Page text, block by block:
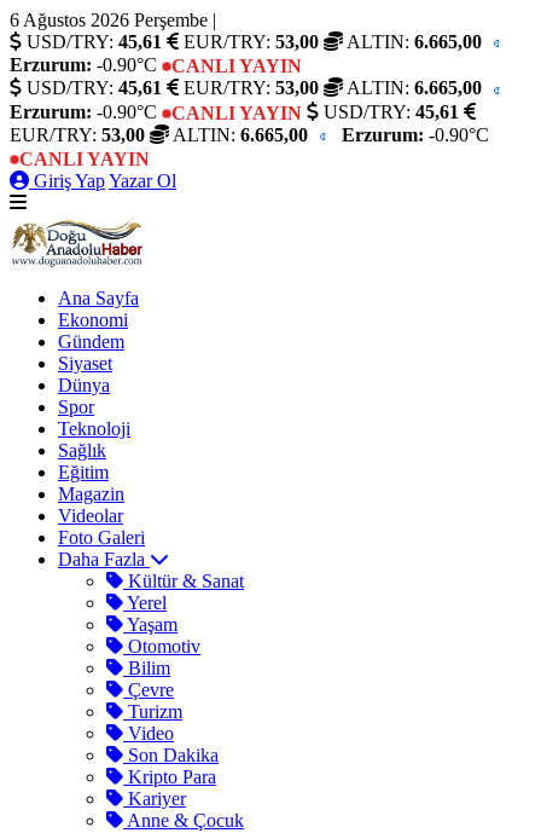
6 Ağustos 2026 Perşembe |
USD/TRY: 45,61 EUR/TRY: 53,00 ALTIN: 6.665,00
Erzurum: -0.90°C
CANLI YAYIN
USD/TRY: 45,61 EUR/TRY: 53,00 ALTIN: 6.665,00
Erzurum: -0.90°C CANLI YAYIN USD/TRY: 45,61
EUR/TRY: 53,00 ALTIN: 6.665,00 Erzurum: -0.90°C
CANLI YAYIN
Giriş YapYazar Ol
Ana Sayfa
Ekonomi
Gündem
Siyaset
Dünya
Spor
Teknoloji
Sağlık
Eğitim
Magazin
Videolar
Foto Galeri
Daha Fazla
Kültür & Sanat
Yerel
Yaşam
Otomotiv
Bilim
Çevre
Turizm
Video
Son Dakika
Kripto Para
Kariyer
Anne & Çocuk